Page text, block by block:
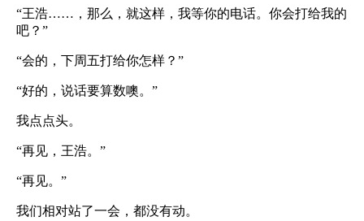
“王浩……，那么，就这样，我等你的电话。你会打给我的
吧？”
“会的，下周五打给你怎样？”
“好的，说话要算数噢。”
我点点头。
“再见，王浩。”
“再见。”
我们相对站了一会，都没有动。